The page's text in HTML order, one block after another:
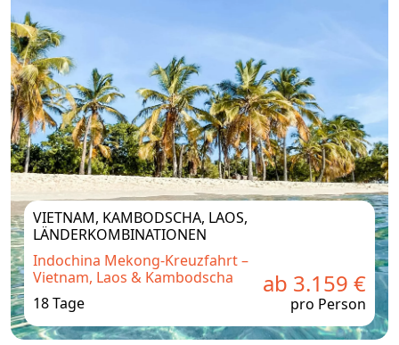
VIETNAM, KAMBODSCHA, LAOS,
LÄNDERKOMBINATIONEN
Indochina Mekong‑Kreuzfahrt –
Vietnam, Laos & Kambodscha
18 Tage
ab 3.159 €
pro Person